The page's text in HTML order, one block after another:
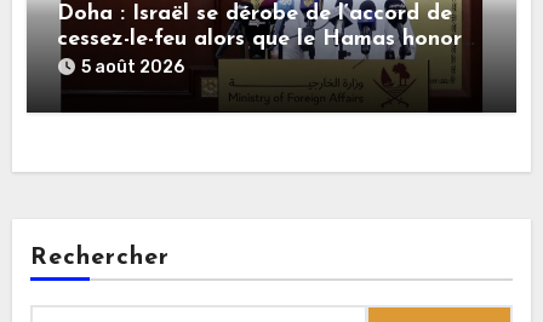
Doha : Israël se dérobe de l’accord de
cessez-le-feu alors que le Hamas honore
ses engagements
5 août 2026
Rechercher